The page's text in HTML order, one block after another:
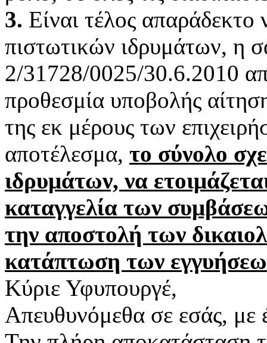
3. Είναι τέλος
πιστωτικών ιδρυμάτων, η
2/31728/0025/30.6.2010
προθεσμία υποβολής
της εκ μέρους των
αποτέλεσμα, το σύνολο
ιδρυμάτων, να
καταγγελία των
την αποστολή των
κατάπτωση των
Κύριε Υφυπουργέ,
Απευθυνόμεθα σε εσάς, με